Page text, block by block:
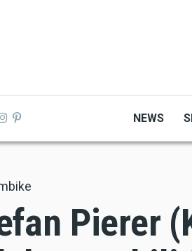
NEWS
Pierer